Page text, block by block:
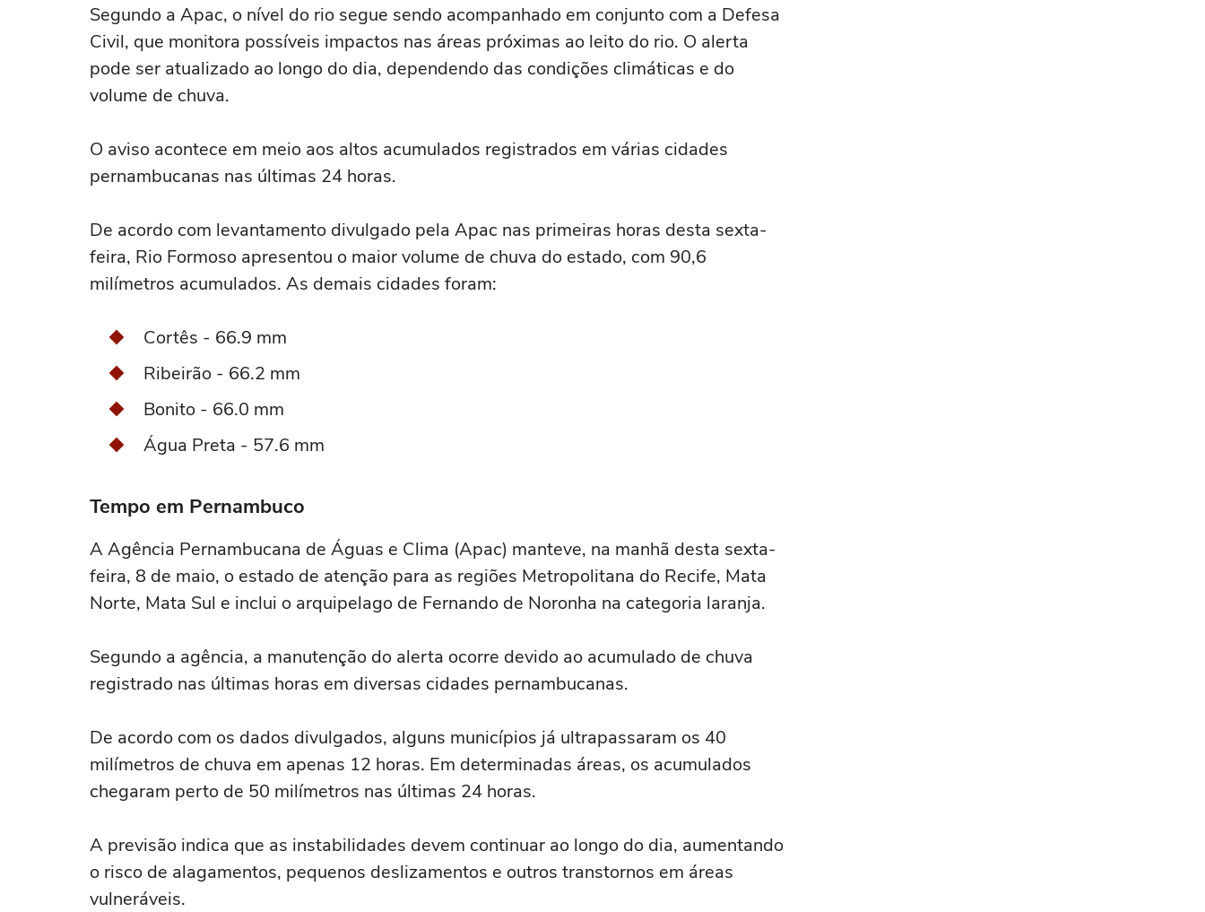
Segundo a Apac, o nível do rio segue sendo acompanhado em conjunto com a Defesa
Civil, que monitora possíveis impactos nas áreas próximas ao leito do rio. O alerta
pode ser atualizado ao longo do dia, dependendo das condições climáticas e do
volume de chuva.
O aviso acontece em meio aos altos acumulados registrados em várias cidades
pernambucanas nas últimas 24 horas.
De acordo com levantamento divulgado pela Apac nas primeiras horas desta sexta-
feira, Rio Formoso apresentou o maior volume de chuva do estado, com 90,6
milímetros acumulados. As demais cidades foram:
Cortês - 66.9 mm
Ribeirão - 66.2 mm
Bonito - 66.0 mm
Água Preta - 57.6 mm
Tempo em Pernambuco
A Agência Pernambucana de Águas e Clima (Apac) manteve, na manhã desta sexta-
feira, 8 de maio, o estado de atenção para as regiões Metropolitana do Recife, Mata
Norte, Mata Sul e inclui o arquipelago de Fernando de Noronha na categoria laranja.
Segundo a agência, a manutenção do alerta ocorre devido ao acumulado de chuva
registrado nas últimas horas em diversas cidades pernambucanas.
De acordo com os dados divulgados, alguns municípios já ultrapassaram os 40
milímetros de chuva em apenas 12 horas. Em determinadas áreas, os acumulados
chegaram perto de 50 milímetros nas últimas 24 horas.
A previsão indica que as instabilidades devem continuar ao longo do dia, aumentando
o risco de alagamentos, pequenos deslizamentos e outros transtornos em áreas
vulneráveis.